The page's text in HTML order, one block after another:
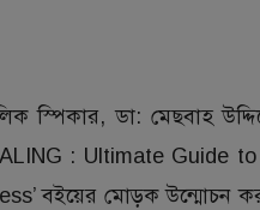
স্পিকার, ডা: মেছবাহ
: Ultimate Guide
বইয়ের মোড়ক উন্মোচন